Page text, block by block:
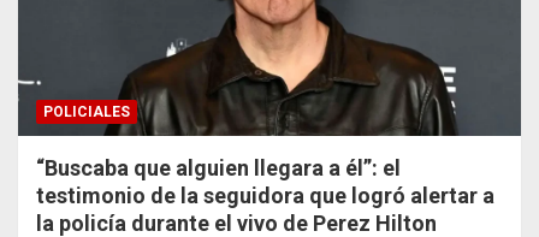
POLICIALES
“Buscaba que alguien llegara a él”: el
testimonio de la seguidora que logró alertar a
la policía durante el vivo de Perez Hilton